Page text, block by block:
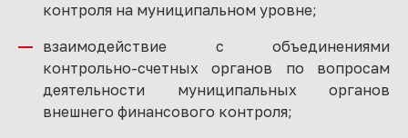
контроля на муниципальном уровне;
взаимодействие с объединениями
контрольно-счетных органов по вопросам
деятельности муниципальных органов
внешнего финансового контроля;